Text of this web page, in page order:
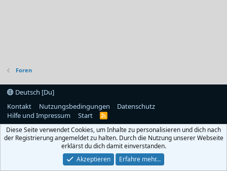
Foren
Deutsch [Du]
Kontakt
Nutzungsbedingungen
Datenschutz
Hilfe und Impressum
Start
R
S
Diese Seite verwendet Cookies, um Inhalte zu personalisieren und dich nach
der Registrierung angemeldet zu halten. Durch die Nutzung unserer Webseite
erklärst du dich damit einverstanden.
Akzeptieren
Erfahre mehr…